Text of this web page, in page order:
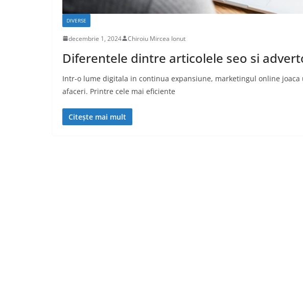
DIVERSE
decembrie 1, 2024 Chiroiu Mircea Ionut
Diferentele dintre articolele seo si
Intr-o lume digitala in continua expansiune, marketingul online
afaceri. Printre cele mai eficiente
Citește mai mult
aprilie 17, 2020 Chiroiu Mircea Ionut